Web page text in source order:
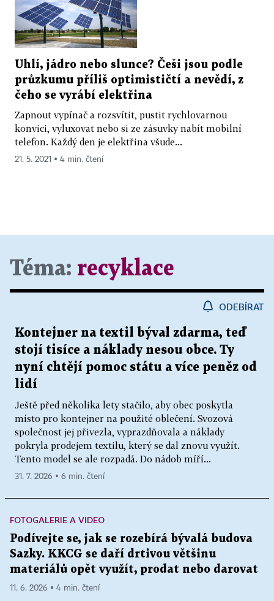
Uhlí, jádro nebo slunce? Češi jsou podle
průzkumu příliš optimističtí a nevědí, z
čeho se vyrábí elektřina
Zapnout vypínač a rozsvítit, pustit rychlovarnou
konvici, vyluxovat nebo si ze zásuvky nabít mobilní
telefon. Každý den je elektřina všude...
21. 5. 2021 ▪ 4 min. čtení
Téma: recyklace
ODEBÍRAT
Kontejner na textil býval zdarma, teď
stojí tisíce a náklady nesou obce. Ty
nyní chtějí pomoc státu a více peněz od
lidí
Ještě před několika lety stačilo, aby obec poskytla
místo pro kontejner na použité oblečení. Svozová
společnost jej přivezla, vyprazdňovala a náklady
pokryla prodejem textilu, který se dal znovu využít.
Tento model se ale rozpadá. Do nádob míří...
31. 7. 2026 ▪ 6 min. čtení
FOTOGALERIE A VIDEO
Podívejte se, jak se rozebírá bývalá budova
Sazky. KKCG se daří drtivou většinu
materiálů opět využít, prodat nebo darovat
11. 6. 2026 ▪ 4 min. čtení